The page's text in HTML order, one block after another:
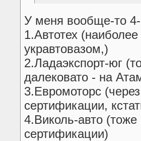
У меня вообще-то
1.Автотех
укравтовазом,)
2.Ладаэкспорт-юг
далековато - на
3.Евромоторс
сертификации,
4.Виколь-авто
сертификации)